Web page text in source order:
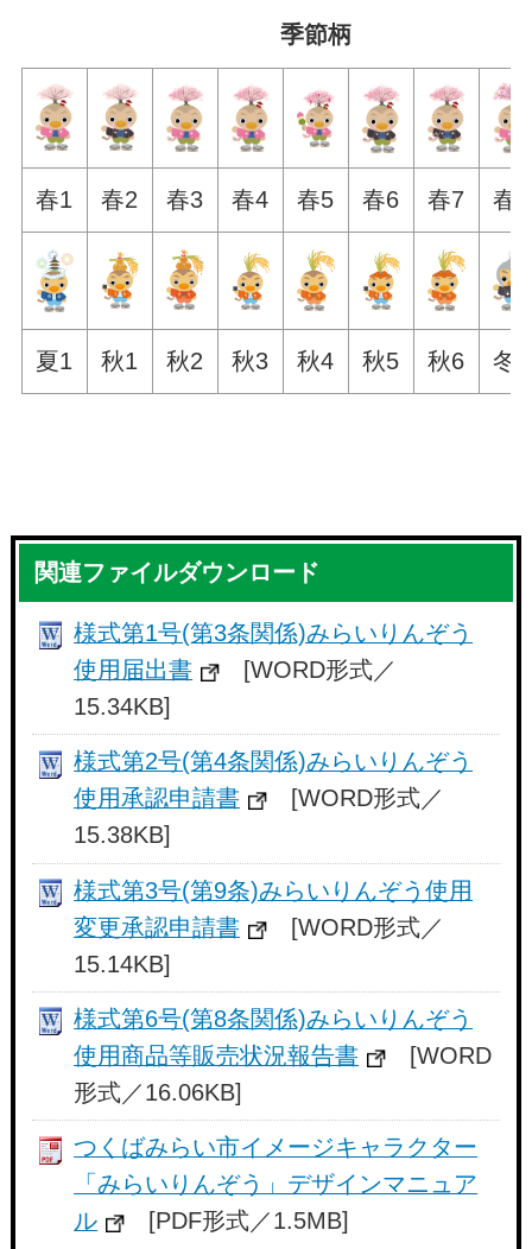
季節柄
春1 春2 春3 春4 春5 春6 春7 春8
夏1 秋1 秋2 秋3 秋4 秋5 秋6 冬1
関連ファイルダウンロード
様式第1号(第3条関係)みらいりんぞう
使用届出書
[WORD形式／
15.34KB]
様式第2号(第4条関係)みらいりんぞう
使用承認申請書
[WORD形式／
15.38KB]
様式第3号(第9条)みらいりんぞう使用
変更承認申請書
[WORD形式／
15.14KB]
様式第6号(第8条関係)みらいりんぞう
使用商品等販売状況報告書
[WORD
形式／16.06KB]
つくばみらい市イメージキャラクター
「みらいりんぞう」デザインマニュア
ル
[PDF形式／1.5MB]